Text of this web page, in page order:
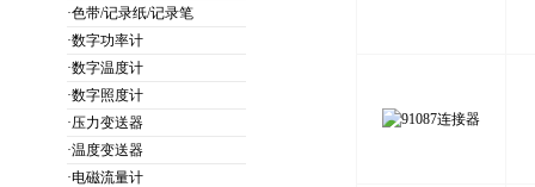
·色带/记录纸/记录笔
·数字功率计
·数字温度计
·数字照度计
·压力变送器
·温度变送器
·电磁流量计